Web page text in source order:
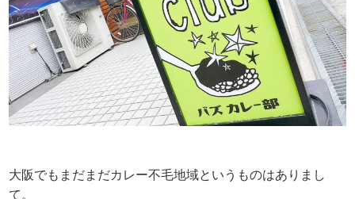
大阪でもまだまだカレー不毛地域というものはありまし
て。